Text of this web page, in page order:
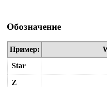
Обозначение
Пример:
Star
Z